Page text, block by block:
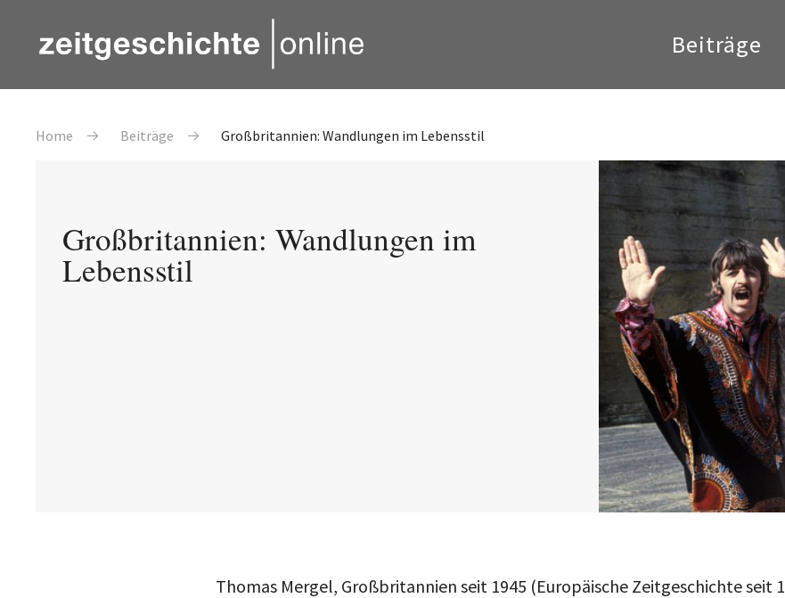
Beiträge
Pfadnavigation
Home Beiträge Großbritannien: Wandlungen im Lebensstil
Großbritannien: Wandlungen im
Lebensstil
Thomas Mergel, Großbritannien seit 1945 (Europäische Zeitgeschichte seit